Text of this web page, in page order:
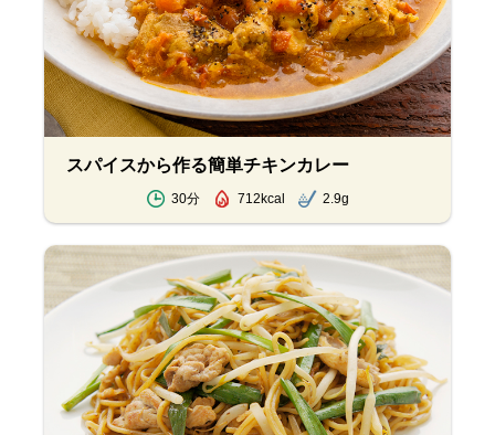
スパイスから作る簡単チキンカレー
30分 712kcal 2.9g